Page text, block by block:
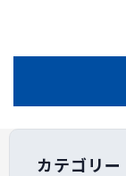
カテゴリー